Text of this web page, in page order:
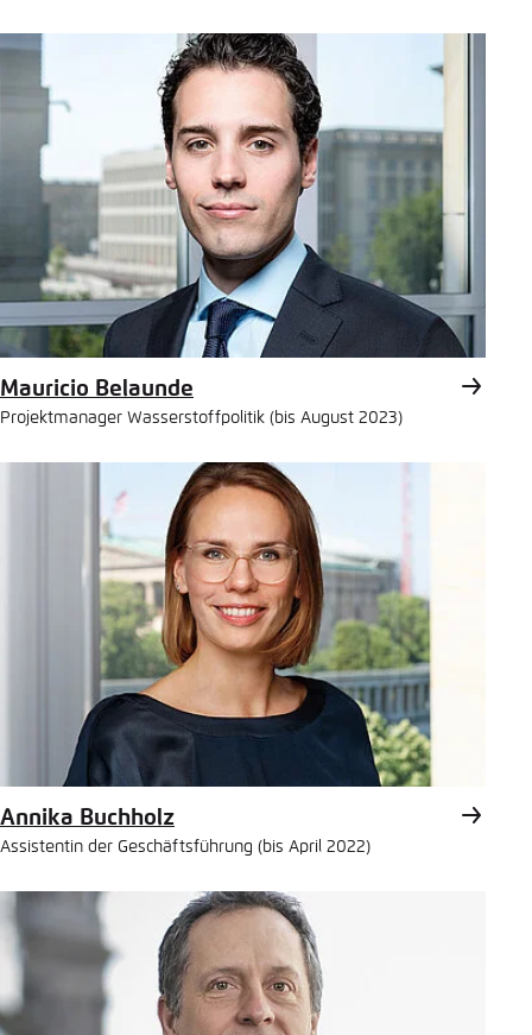
Mauricio Belaunde
Projektmanager Wasserstoffpolitik (bis August 2023)
Annika Buchholz
Assistentin der Geschäftsführung (bis April 2022)